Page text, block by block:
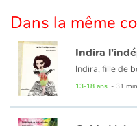
Amour et amitié
Sujets de société
Émotions et sentiments
Dans la même
Indira
13-18 ans - 31 min